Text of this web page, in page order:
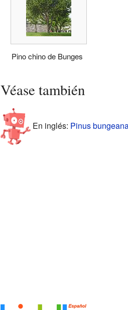
Pino chino de Bunges
Véase también
En inglés: Pinus